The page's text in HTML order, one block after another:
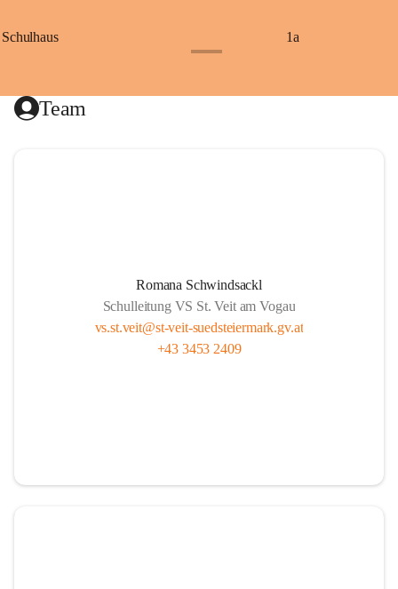
Schulhaus 1a
Team
Romana Schwindsackl
Schulleitung VS St. Veit am Vogau
vs.st.veit@st-veit-suedsteiermark.gv.at
+43 3453 2409